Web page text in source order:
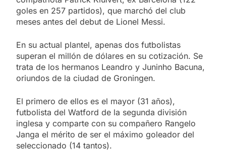
goles en 257 partidos), que marchó del club
meses antes del debut de Lionel Messi.
En su actual plantel, apenas dos futbolistas
superan el millón de dólares en su cotización. Se
trata de los hermanos Leandro y Juninho Bacuna,
oriundos de la ciudad de Groningen.
El primero de ellos es el mayor (31 años),
futbolista del Watford de la segunda división
inglesa y comparte con su compañero Rangelo
Janga el mérito de ser el máximo goleador del
seleccionado (14 tantos).